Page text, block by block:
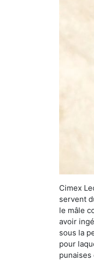
Cimex
servent
le mâle
avoir
sous la
pour